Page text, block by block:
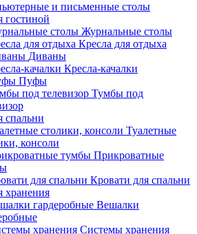
и письменные столы
гостиной
Журнальные столы
Кресла для отдыха
Диваны
Кресла-качалки
Пуфы
Тумбы под
спальни
Туалетные
консоли
Прикроватные
Кровати для спальни
хранения
Вешалки
Системы хранения